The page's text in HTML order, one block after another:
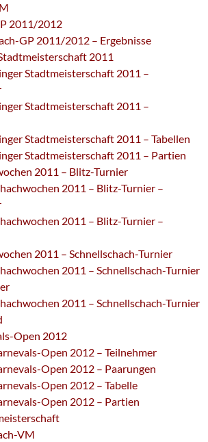
2011/2012
GP 2011/2012 – Ergebnisse
2011
Stadtmeisterschaft 2011 –
Stadtmeisterschaft 2011 –
Stadtmeisterschaft 2011 – Tabellen
Stadtmeisterschaft 2011 – Partien
2011 – Blitz-Turnier
2011 – Blitz-Turnier –
2011 – Blitz-Turnier –
2011 – Schnellschach-Turnier
2011 – Schnellschach-Turnier
2011 – Schnellschach-Turnier
Open 2012
Open 2012 – Teilnehmer
Open 2012 – Paarungen
Open 2012 – Tabelle
Open 2012 – Partien
VM